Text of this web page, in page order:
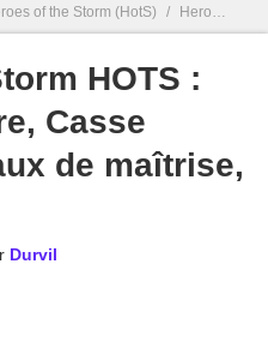
of the Storm (HotS) / Heroes of the Storm HOTS : patch 15 octobre, Casse Ecarlate, anneaux de maîtrise, 2.48.2
HOTS :
Casse
de maîtrise,
Durvil